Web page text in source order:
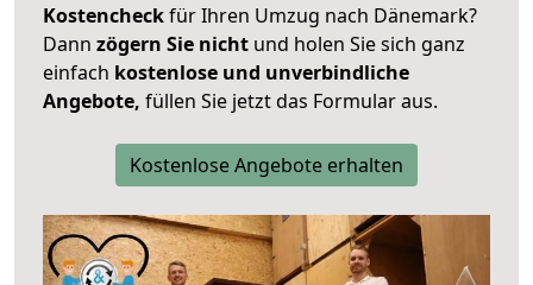
Kostencheckfür Ihren Umzug nach Dänemark?
Dann zögern Sie nicht und holen Sie sich ganz
einfach kostenlose und unverbindliche
Angebote, füllen Sie jetzt das Formular aus.
Kostenlose Angebote erhalten